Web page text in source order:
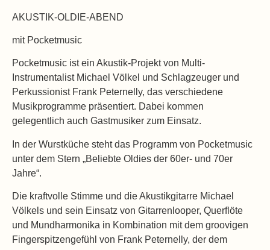
AKUSTIK-OLDIE-ABEND
mit Pocketmusic
Pocketmusic ist ein Akustik-Projekt von Multi-
Instrumentalist Michael Völkel und Schlagzeuger und
Perkussionist Frank Peternelly, das verschiedene
Musikprogramme präsentiert. Dabei kommen
gelegentlich auch Gastmusiker zum Einsatz.
In der Wurstküche steht das Programm von Pocketmusic
unter dem Stern „Beliebte Oldies der 60er- und 70er
Jahre“.
Die kraftvolle Stimme und die Akustikgitarre Michael
Völkels und sein Einsatz von Gitarrenlooper, Querflöte
und Mundharmonika in Kombination mit dem groovigen
Fingerspitzengefühl von Frank Peternelly, der dem